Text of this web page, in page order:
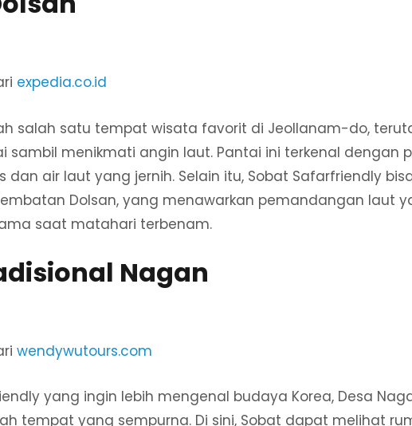
expedia.co.id
salah satu tempat wisata favorit di Jeollanam-do,
sambil menikmati angin laut. Pantai ini terkenal dengan
dan air laut yang jernih. Selain itu, Sobat Safarfriendly
Dolsan, yang menawarkan pemandangan laut
saat matahari terbenam.
Nagan
wendywutours.com
yang ingin lebih mengenal budaya Korea, Desa
tempat yang sempurna. Di sini, Sobat dapat melihat